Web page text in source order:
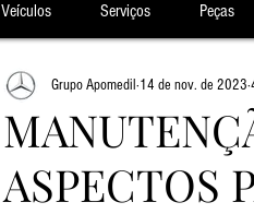
Veículos Serviços Peças
ASPECTOS
Grupo Apomedil 14 de nov. de 2023